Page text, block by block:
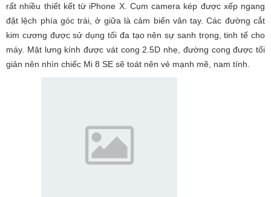
rất nhiều thiết kết từ iPhone X. Cụm camera kép được xếp ngang
đặt lệch phía góc trái, ở giữa là cảm biến vân tay. Các đường cắt
kim cương được sử dụng tối đa tạo nên sự sanh trọng, tinh tế cho
máy. Mặt lưng kính được vát cong 2.5D nhẹ, đường cong được tối
giản nên nhìn chiếc Mi 8 SE sẽ toát nên vẻ mạnh mẽ, nam tính.